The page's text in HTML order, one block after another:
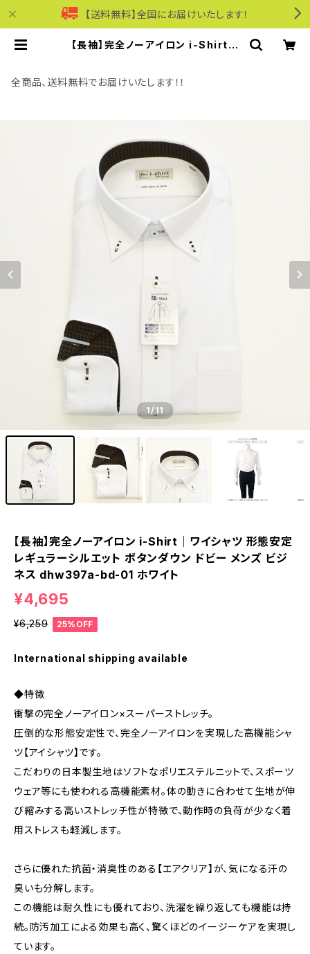
【送料無料】全国にお届けいたします！
【長袖】完全ノーアイロン i-Shirt｜
ジネス dhw397a-bd-01 ホワイト
| モリワンワールドオンラインショップ
全商品、送料無料でお届けいたします！！
1/11
【長袖】完全ノーアイロン i-Shirt｜ワイシャツ 形態安定
レギュラーシルエット ボタンダウン ドビー メンズ ビジ
ネス dhw397a-bd-01 ホワイト
¥4,695
¥6,259 25%OFF
International shipping available
◆特徴
衝撃の完全ノーアイロン×スーパーストレッチ。
圧倒的な形態安定性で、完全ノーアイロンを実現した高機能シャ
ツ【アイシャツ】です。
こだわりの日本製生地はソフトなポリエステルニットで、スポーツ
ウェア等にも使われる高機能素材。体の動きに合わせて生地が伸
び縮みする高いストレッチ性が特徴で、動作時の負荷が少なく着
用ストレスも軽減します。
さらに優れた抗菌・消臭性のある【エアクリア】が、気になる汗の
臭いも分解します。
この機能は耐久性にも優れており、洗濯を繰り返しても機能は持
続。防汚加工による効果も高く、驚くほどのイージーケアを実現し
ています。